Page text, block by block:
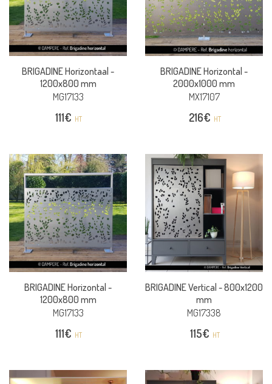
BRIGADINE Horizontaal -
1200x800 mm
MG17133
111€ HT
BRIGADINE Horizontal -
2000x1000 mm
MX17107
216€ HT
BRIGADINE Horizontal -
1200x800 mm
MG17133
111€ HT
BRIGADINE Vertical -800x1200
mm
MG17338
115€ HT